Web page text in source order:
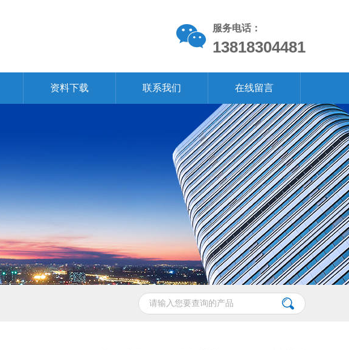
服务电话：
13818304481
资料下载 联系我们 在线留言